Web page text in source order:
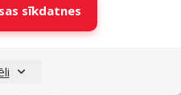
sīkdatnes
14
1
1